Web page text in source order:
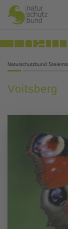
Naturschutzbund
Voitsberg